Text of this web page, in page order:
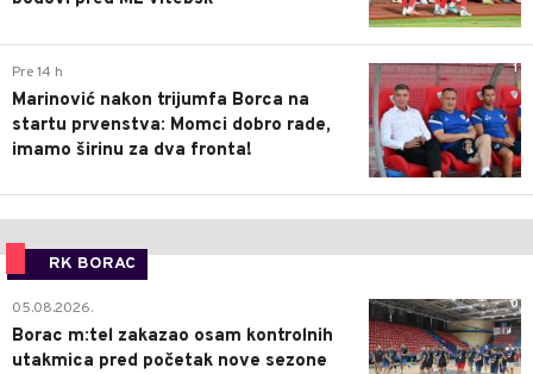
1
Pre 14 h
Marinović nakon trijumfa Borca na
startu prvenstva: Momci dobro rade,
imamo širinu za dva fronta!
RK BORAC
0
05.08.2026.
Borac m:tel zakazao osam kontrolnih
utakmica pred početak nove sezone